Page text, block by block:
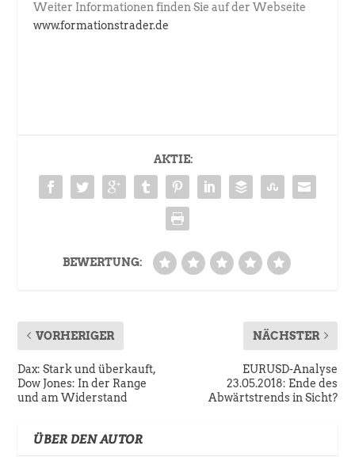
Weiter Informationen finden Sie auf der Webseite
www.formationstrader.de
AKTIE:
BEWERTUNG:
VORHERIGER
Dax: Stark und überkauft,
Dow Jones: In der Range
und am Widerstand
NÄCHSTER
EURUSD-Analyse
23.05.2018: Ende des
Abwärtstrends in Sicht?
ÜBER DEN AUTOR